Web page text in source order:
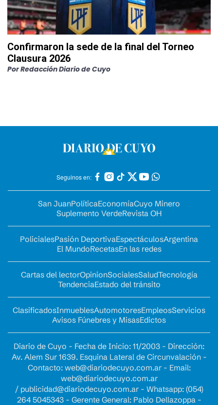
Confirmaron la sede de la final del Torneo
Clausura 2026
PorRedacción Diario de Cuyo
Seguinos en:
San JuanPolíticaEconomíaCuyo Minero
Suplemento VerdeRevista OH
PolicialesPasión DeportivaEspectáculosArgentina
El MundoRecetasEn las redes
Cartas del lectorOpinionSocialesSaludTecnología
TendenciaEstado del tránsito
ClasificadosInmueblesAutomotoresEmpleosServicios
Avisos Fúnebres y MisasEdictos
Diario de Cuyo - Fecha de Inicio: 11/2003 - Dirección:
Av. Alem Sur 1639. Esquina Lateral de Circunvalación -
Contacto: web@diariodecuyo.com.ar- Email:
web@diariodecuyo.com.ar
/ publicidad@diariodecuyo.com.ar- Whatsapp: (054)
264 5045343 - Gerente General: Pablo Dellazoppa -